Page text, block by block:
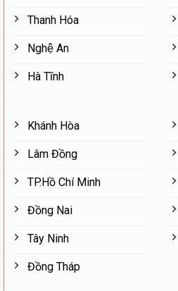
Thanh Hóa
Nghệ An
Hà Tĩnh
Khánh Hòa
Lâm Đồng
TP.Hồ Chí Minh
Đồng Nai
Tây Ninh
Đồng Tháp